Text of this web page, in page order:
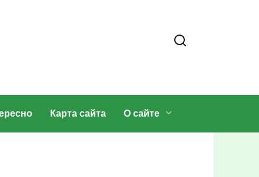
Карта сайта О сайте